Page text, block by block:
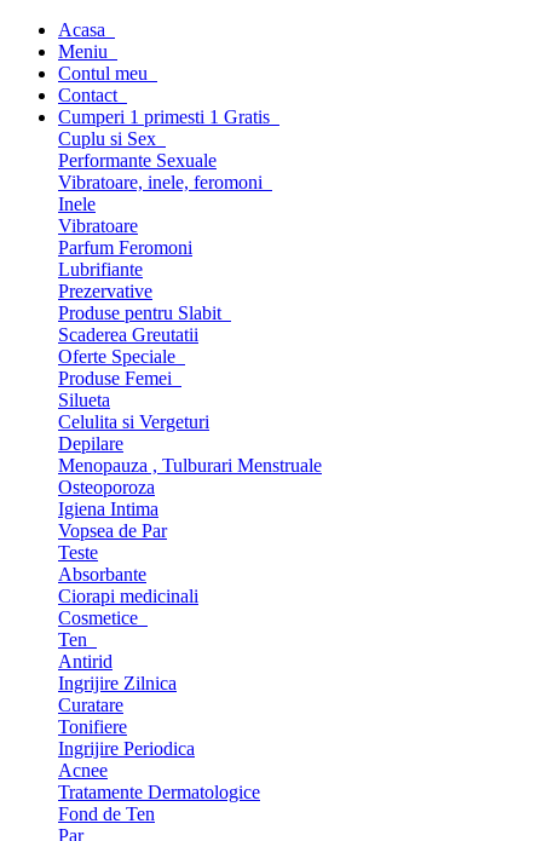
Acasa
Meniu
Contul meu
Contact
Cumperi 1 primesti 1 Gratis
Cuplu si Sex
Performante Sexuale
Vibratoare, inele, feromoni
Inele
Vibratoare
Parfum Feromoni
Lubrifiante
Prezervative
Produse pentru Slabit
Scaderea Greutatii
Oferte Speciale
Produse Femei
Silueta
Celulita si Vergeturi
Depilare
Menopauza , Tulburari Menstruale
Osteoporoza
Igiena Intima
Vopsea de Par
Teste
Absorbante
Ciorapi medicinali
Cosmetice
Ten
Antirid
Ingrijire Zilnica
Curatare
Tonifiere
Ingrijire Periodica
Acnee
Tratamente Dermatologice
Fond de Ten
Par